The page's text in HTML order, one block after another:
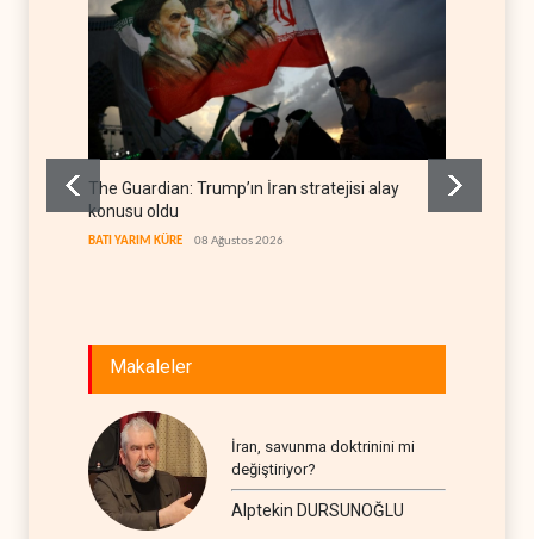
The Guardian: Trump’ın İran stratejisi alay
konusu oldu
BATI YARIM KÜRE 08 Ağustos 2026
Makaleler
İran, savunma doktrinini mi
değiştiriyor?
Alptekin DURSUNOĞLU